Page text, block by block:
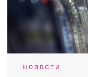
НОВОСТИ